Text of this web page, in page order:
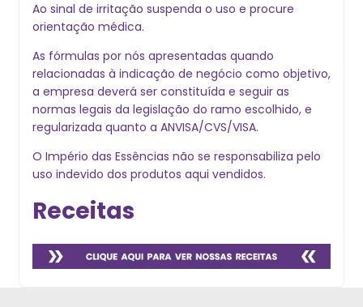
Ao sinal de irritação suspenda o uso e procure
orientação médica.
As fórmulas por nós apresentadas quando
relacionadas à indicação de negócio como objetivo,
a empresa deverá ser constituída e seguir as
normas legais da legislação do ramo escolhido, e
regularizada quanto a ANVISA/CVS/VISA.
O Império das Essências não se responsabiliza pelo
uso indevido dos produtos aqui vendidos.
Receitas